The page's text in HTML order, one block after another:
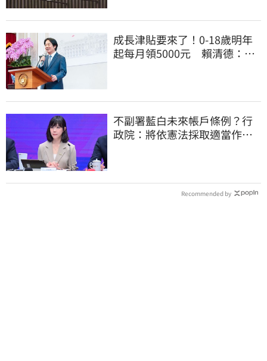
成長津貼要來了！0-18歲明年
起每月領5000元 賴清德：此
不副署藍白未來帳戶條例？行
政院：將依憲法採取適當作
Recommended by